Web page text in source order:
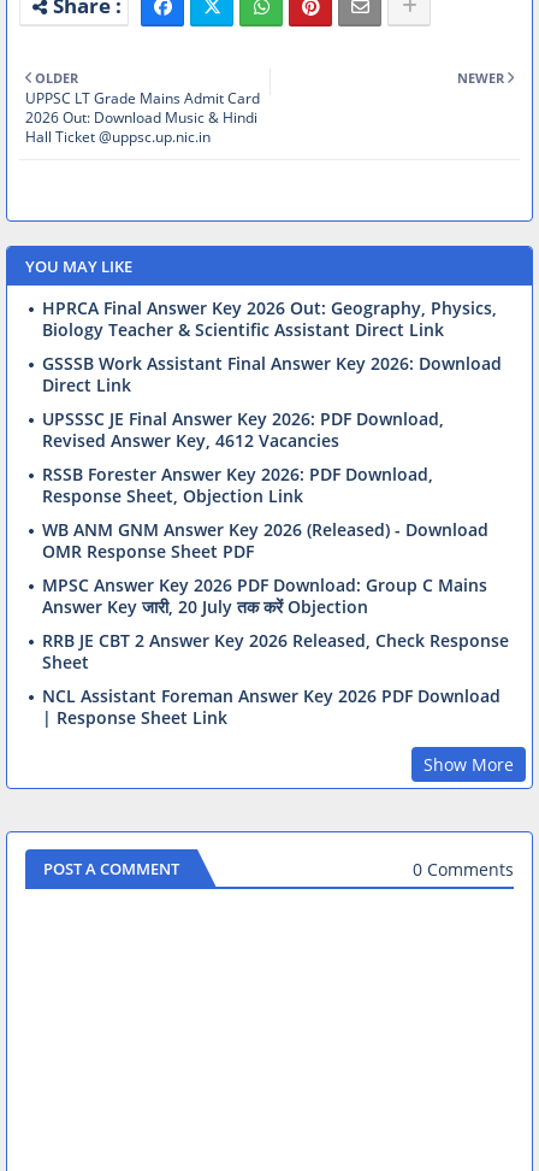
NEWER
OLDER
UPPSC LT Grade Mains Admit Card
2026 Out: Download Music & Hindi
Hall Ticket @uppsc.up.nic.in
YOU MAY LIKE
HPRCA Final Answer Key 2026 Out: Geography, Physics,
Biology Teacher & Scientific Assistant Direct Link
GSSSB Work Assistant Final Answer Key 2026: Download
Direct Link
UPSSSC JE Final Answer Key 2026: PDF Download,
Revised Answer Key, 4612 Vacancies
RSSB Forester Answer Key 2026: PDF Download,
Response Sheet, Objection Link
WB ANM GNM Answer Key 2026 (Released) - Download
OMR Response Sheet PDF
MPSC Answer Key 2026 PDF Download: Group C Mains
Answer Key जारी, 20 July तक करें Objection
RRB JE CBT 2 Answer Key 2026 Released, Check Response
Sheet
NCL Assistant Foreman Answer Key 2026 PDF Download
| Response Sheet Link
Show More
POST A COMMENT 0 Comments